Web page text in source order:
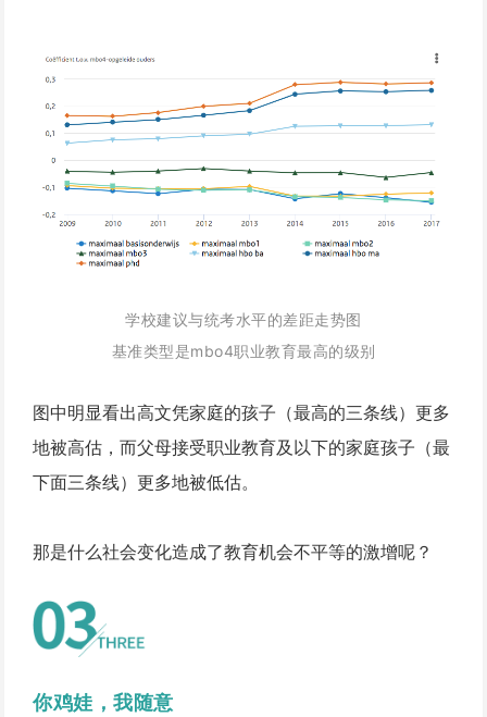
学校建议与统考水平的差距走势图
基准类型是mbo4职业教育最高的级别
图中明显看出高文凭家庭的孩子（最高的三条线）更多
地被高估，而父母接受职业教育及以下的家庭孩子（最
下面三条线）更多地被低估。
那是什么社会变化造成了教育机会不平等的激增呢？
你鸡娃，我随意